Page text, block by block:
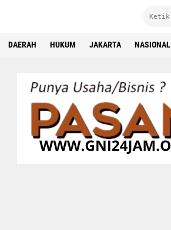
DAERAH HUKUM JAKARTA NASIONAL